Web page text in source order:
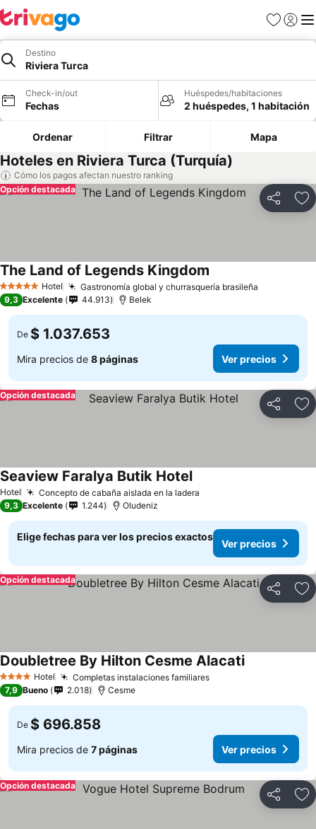
Favoritos
Iniciar
Destino
Riviera Turca
Check-in/out
Fechas
Huéspedes/habitaciones
2 huéspedes, 1 habitación
Ordenar Filtrar Mapa
Hoteles en Riviera Turca (Turquía)
Cómo los pagos afectan nuestro ranking
Compartir
Opción destacada
5 Estrellas Hotel Gastronomía global y churrasquería brasileña
The Land of Legends Kingdom
9,3 Excelente 44.913 Belek
De $ 1.037.653
Mira precios de 8 páginas Ver precios
Compartir
Opción destacada
Hotel Concepto de cabaña aislada en la ladera
Seaview Faralya Butik Hotel
9,3 Excelente 1.244 Oludeniz
Elige fechas para ver los precios exactos
Ver precios
Compartir
Opción destacada
4 EstrellasHotel Completas instalaciones familiares
Doubletree By Hilton Cesme Alacati
7,9 Bueno 2.018 Cesme
De $ 696.858
Mira precios de 7 páginas Ver precios
Compartir
Opción destacada